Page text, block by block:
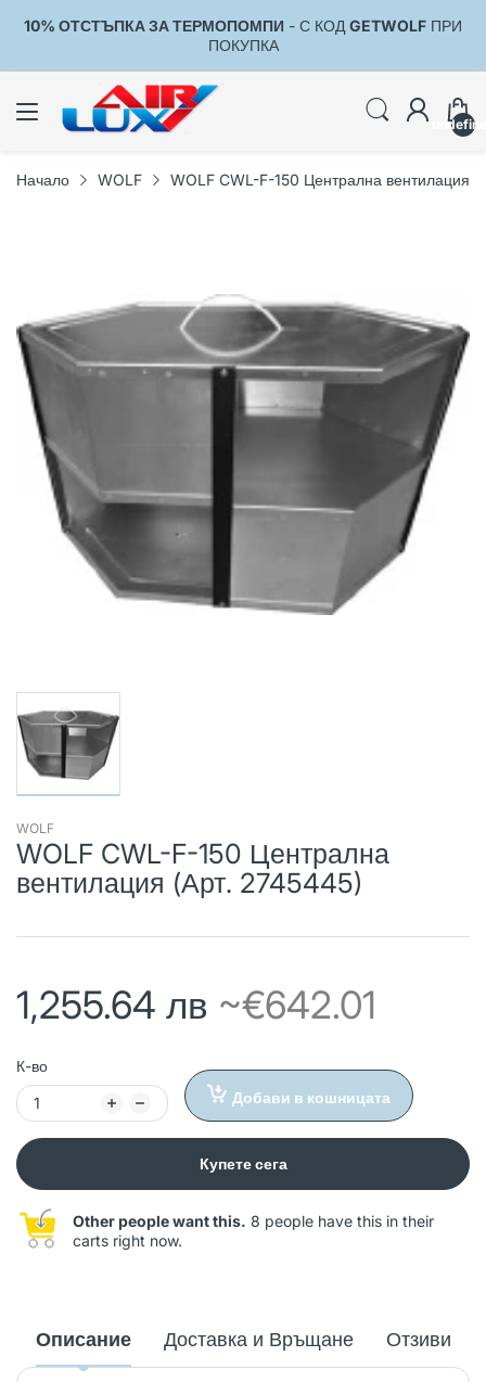
10% ОТСТЪПКА ЗА ТЕРМОПОМПИ - С КОД GETWOLF ПРИ
ПОКУПКА
Начало WOLF WOLF CWL-F-150 Централна вентилация
WOLF
WOLF CWL-F-150 Централна
вентилация (Арт. 2745445)
1,255.64 лв ~€642.01
К-во
Добави в кошницата
Купете сега
Other people want this. 8 people have this in their
carts right now.
Описание Доставка и Връщане Отзиви